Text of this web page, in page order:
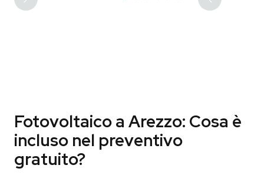
Fotovoltaico a Arezzo: Cosa è
incluso nel preventivo
gratuito?